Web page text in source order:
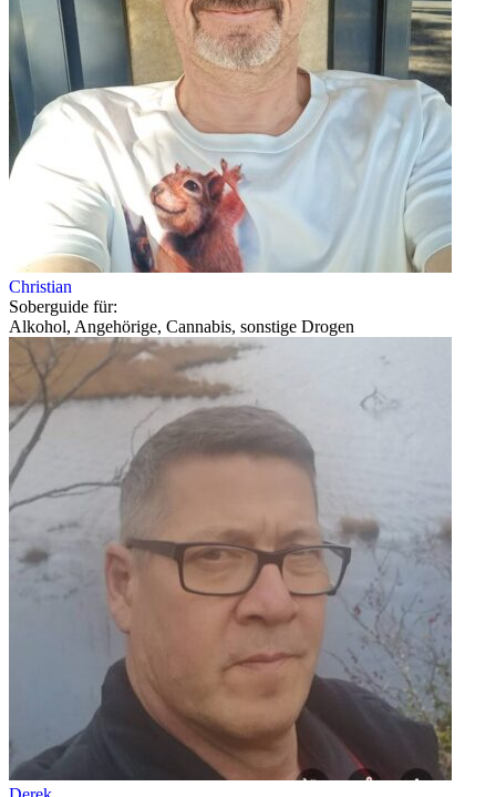
Christian
Soberguide für:
Alkohol, Angehörige, Cannabis, sonstige Drogen